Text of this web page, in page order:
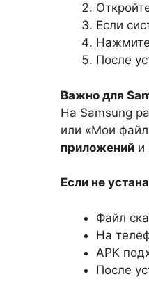
Если
Нажмите
После
Важно для
На Samsung
или «Мои
приложений и
Если не
Файл
На
APK
После